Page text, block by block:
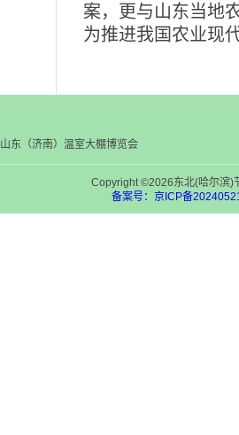
案，更与山东当地
为推进我国农业现
山东（济南）温室大棚博览会
Copyright ©2026东北(哈尔滨)
备案号：京ICP备